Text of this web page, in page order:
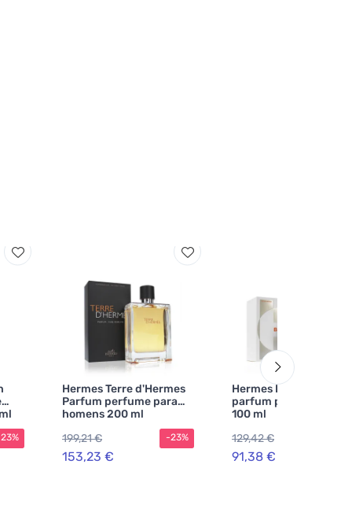
Hermes Terre d'Hermes
Parfum perfume para
homens 200 ml
199,21 €
153,23 €
-23%
Hermes Barénia eau
parfum para mulheres
100 ml
129,42 €
91,38 €